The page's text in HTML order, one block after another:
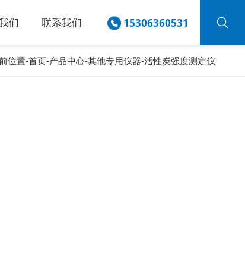
们 联系我们 15306360531
位置-首页-产品中心-其他专用仪器-活性炭强度测定仪